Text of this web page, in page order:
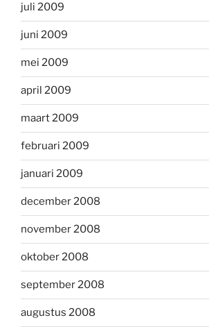
juli 2009
juni 2009
mei 2009
april 2009
maart 2009
februari 2009
januari 2009
december 2008
november 2008
oktober 2008
september 2008
augustus 2008